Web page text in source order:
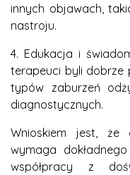
innych objawach,
nastroju.
4. Edukacja i
terapeuci byli dobrze
typów zaburzeń
diagnostycznych.
Wnioskiem jest, że
wymaga
współpracy z